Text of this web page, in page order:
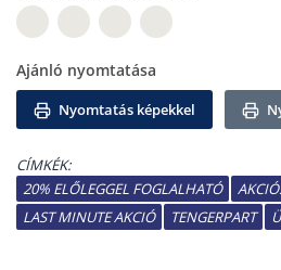
Ajánló nyomtatása
Nyomtatás képekkel
CÍMKÉK:
20% ELŐLEGGEL FOGLALHATÓ
LAST MINUTE AKCIÓ
TENGERPART